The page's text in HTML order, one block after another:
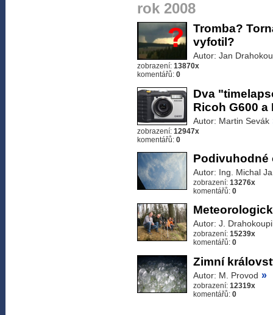
rok 2008
Tromba?
vyfotil?
Autor: Jan
zobrazení: 13870x
komentářů: 0
Dva
Ricoh G600 a
Autor: Martin Sevák
zobrazení: 12947x
komentářů: 0
Podivuhodné
Autor: Ing. Michal
zobrazení: 13276x
komentářů: 0
Autor: J.
zobrazení: 15239x
komentářů: 0
Zimní
Autor: M. Provod »
zobrazení: 12319x
komentářů: 0